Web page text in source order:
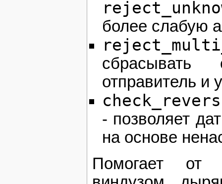
более слабую
отправитель и
- позволяет
на основе
Помогает от